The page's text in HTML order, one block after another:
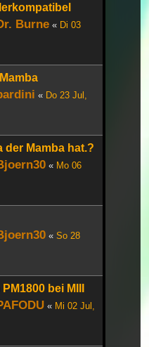
Burne « Di 03
« Do 23 Jul,
der Mamba hat.?
« Mo 06
« So 28
bei MIII
« Mi 02 Jul,